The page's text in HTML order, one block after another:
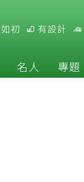
初 有設計
名人 專題